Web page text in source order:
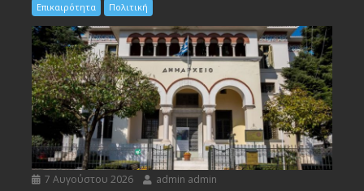
Επικαιρότητα Πολιτική
7 Αυγούστου 2026 admin admin